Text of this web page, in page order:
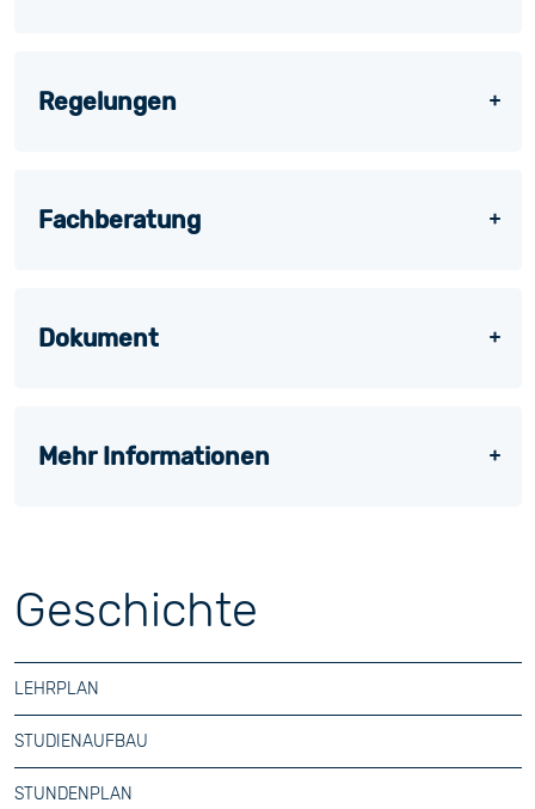
Regelungen
Fachberatung
Dokument
Mehr Informationen
Geschichte
LEHRPLAN
STUDIENAUFBAU
STUNDENPLAN